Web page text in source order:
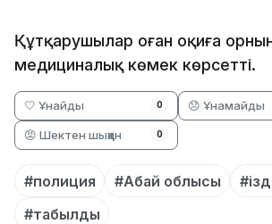
Құтқарушылар оған оқиға
медициналық көмек көрсетті.
🤍 Ұнайды 0 😞 Ұнамайды
😡 Шектен шыққан 0
#полиция #Абай облысы
#табылды